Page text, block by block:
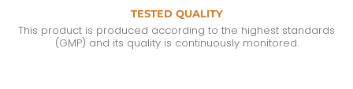
TESTED QUALITY
This product is produced according to the highest standards
(GMP) and its quality is continuously monitored.